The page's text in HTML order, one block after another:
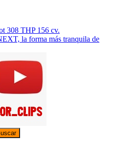
308 THP 156 cv.
la forma más tranquila de